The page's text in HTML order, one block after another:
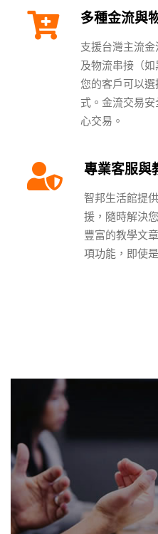
多種金流與
支援台灣主流
及物流串接（
您的客戶可以
式。金流交易
心交易。
專業客服與
智邦生活館提
援，隨時解決
豐富的教學文
項功能，即使